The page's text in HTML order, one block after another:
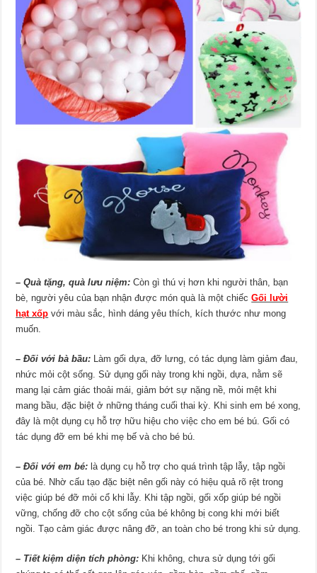
– Quà tặng, quà lưu niệm: Còn gì thú vị hơn khi người thân, bạn
bè, người yêu của bạn nhận được món quà là một chiếcGối lười
hạt xốp với màu sắc, hình dáng yêu thích, kích thước như mong
muốn.
– Đối với bà bầu: Làm gối dựa, đỡ lưng, có tác dụng làm giảm đau,
nhức mỏi cột sống. Sử dụng gối này trong khi ngồi, dựa, nằm sẽ
mang lại cảm giác thoải mái, giảm bớt sự nặng nề, mỏi mệt khi
mang bầu, đặc biệt ở những tháng cuối thai kỳ. Khi sinh em bé xong,
đây là một dụng cụ hỗ trợ hữu hiệu cho việc cho em bé bú. Gối có
tác dụng đỡ em bé khi mẹ bế và cho bé bú.
– Đối với em bé: là dụng cụ hỗ trợ cho quá trình tập lẫy, tập ngồi
của bé. Nhờ cấu tạo đặc biệt nên gối này có hiệu quả rõ rệt trong
việc giúp bé đỡ mỏi cổ khi lẫy. Khi tập ngồi, gối xốp giúp bé ngồi
vững, chống đỡ cho cột sống của bé không bị cong khi mới biết
ngồi. Tạo cảm giác được nâng đỡ, an toàn cho bé trong khi sử dụng.
– Tiết kiệm diện tích phòng: Khi không, chưa sử dụng tới gối